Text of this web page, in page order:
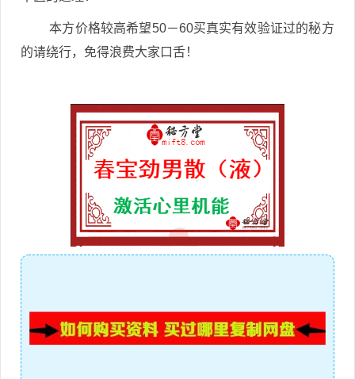
本方价格较高希望50－60买真实有效验证过的秘方
的请绕行，免得浪费大家口舌！